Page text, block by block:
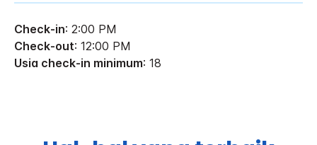
Check-in: 2:00 PM
Check-out: 12:00 PM
Usia check-in minimum: 18